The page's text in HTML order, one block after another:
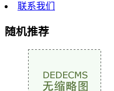
联系我们
随机推荐